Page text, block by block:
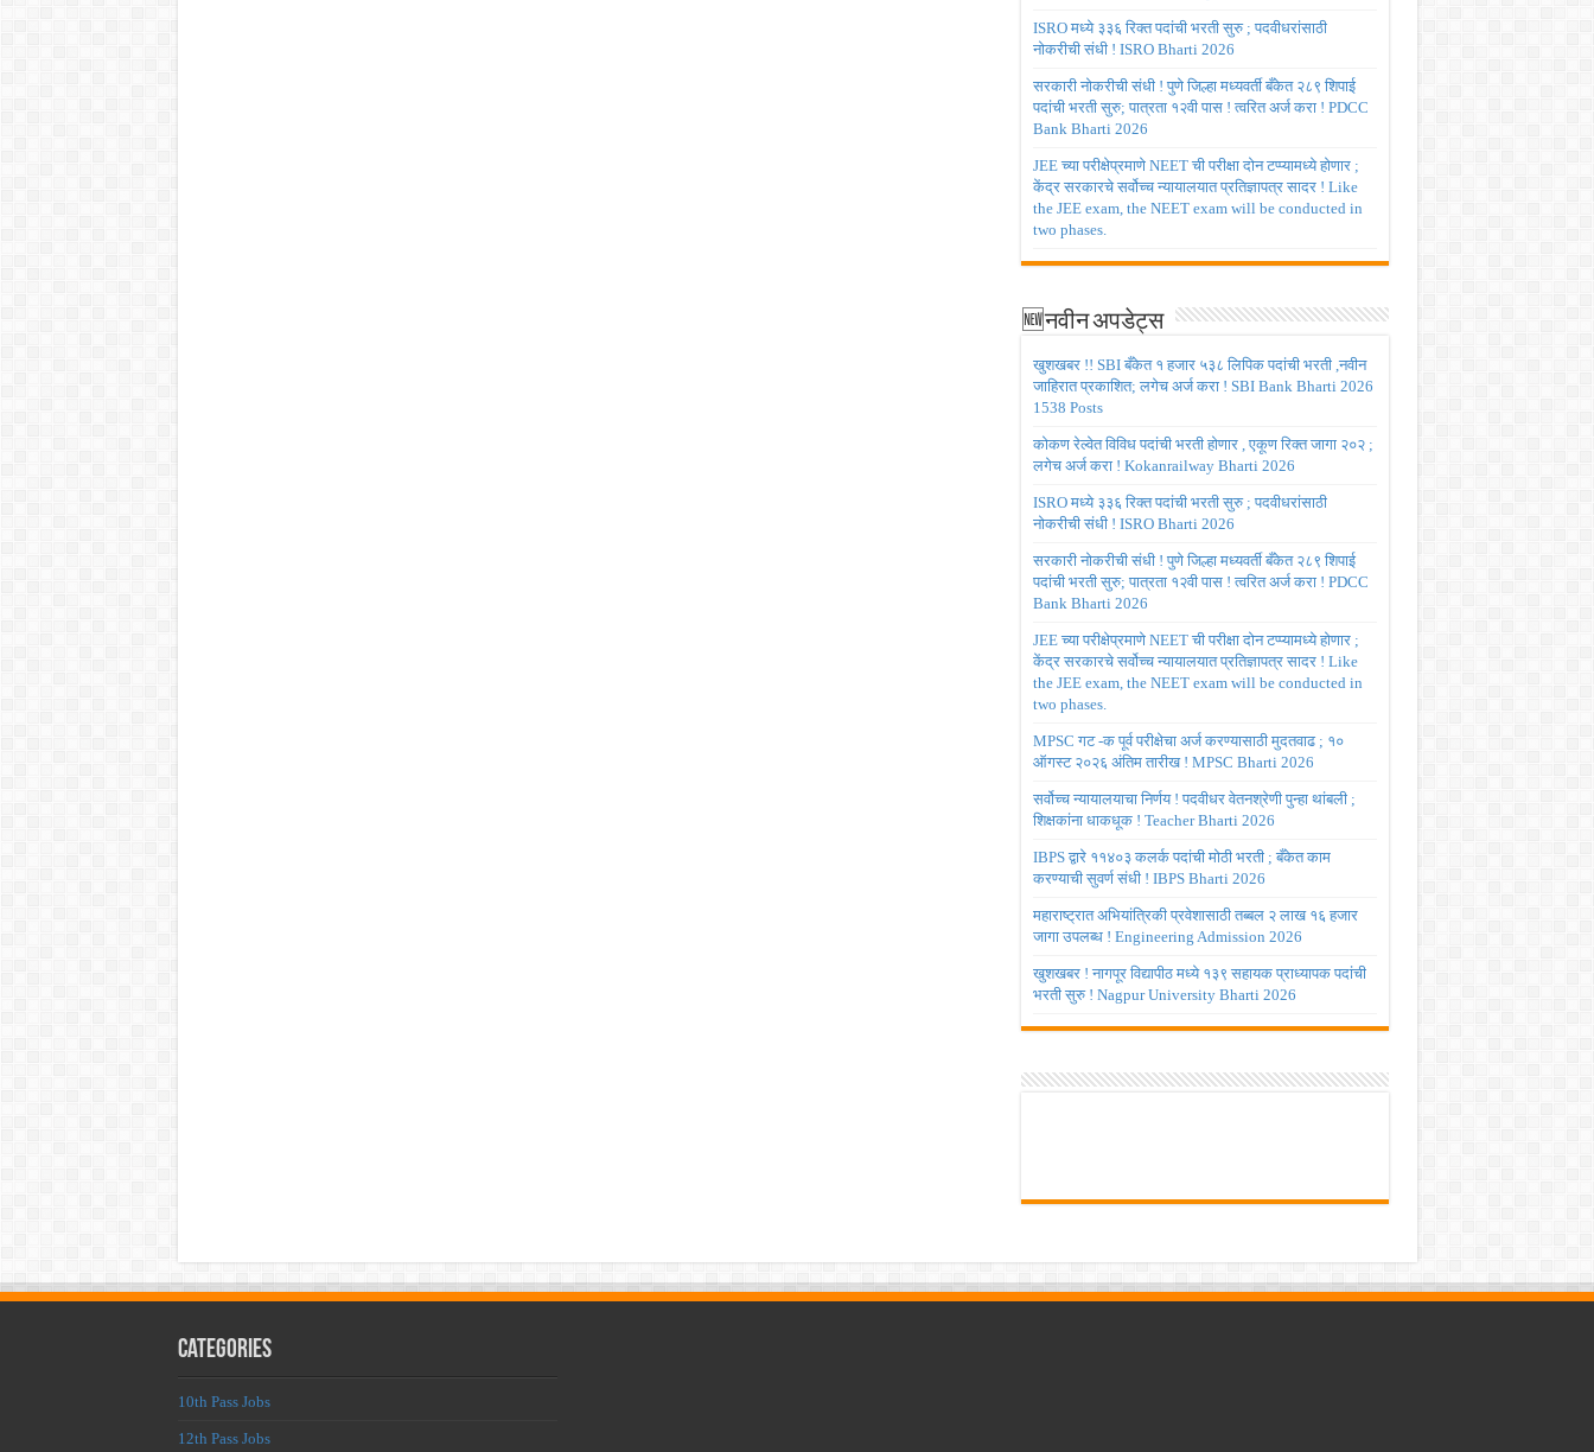
ISRO मध्ये ३३६ रिक्त पदांची भरती सुरु ; पदवीधरांसाठी
नोकरीची संधी ! ISRO Bharti 2026
सरकारी नोकरीची संधी ! पुणे जिल्हा मध्यवर्ती बँकेत २८९ शिपाई
पदांची भरती सुरु; पात्रता १२वी पास ! त्वरित अर्ज करा ! PDCC
Bank Bharti 2026
JEE च्या परीक्षेप्रमाणे NEET ची परीक्षा दोन टप्प्यामध्ये होणार ;
केंद्र सरकारचे सर्वोच्च न्यायालयात प्रतिज्ञापत्र सादर ! Like
the JEE exam, the NEET exam will be conducted in
two phases.
🆕नवीन अपडेट्स
खुशखबर !! SBI बँकेत १ हजार ५३८ लिपिक पदांची भरती ,नवीन
जाहिरात प्रकाशित; लगेच अर्ज करा ! SBI Bank Bharti 2026
1538 Posts
कोकण रेल्वेत विविध पदांची भरती होणार , एकूण रिक्त जागा २०२ ;
लगेच अर्ज करा ! Kokanrailway Bharti 2026
ISRO मध्ये ३३६ रिक्त पदांची भरती सुरु ; पदवीधरांसाठी
नोकरीची संधी ! ISRO Bharti 2026
सरकारी नोकरीची संधी ! पुणे जिल्हा मध्यवर्ती बँकेत २८९ शिपाई
पदांची भरती सुरु; पात्रता १२वी पास ! त्वरित अर्ज करा ! PDCC
Bank Bharti 2026
JEE च्या परीक्षेप्रमाणे NEET ची परीक्षा दोन टप्प्यामध्ये होणार ;
केंद्र सरकारचे सर्वोच्च न्यायालयात प्रतिज्ञापत्र सादर ! Like
the JEE exam, the NEET exam will be conducted in
two phases.
MPSC गट -क पूर्व परीक्षेचा अर्ज करण्यासाठी मुदतवाढ ; १०
ऑगस्ट २०२६ अंतिम तारीख ! MPSC Bharti 2026
सर्वोच्च न्यायालयाचा निर्णय ! पदवीधर वेतनश्रेणी पुन्हा थांबली ;
शिक्षकांना धाकधूक ! Teacher Bharti 2026
IBPS द्वारे ११४०३ कलर्क पदांची मोठी भरती ; बँकेत काम
करण्याची सुवर्ण संधी ! IBPS Bharti 2026
महाराष्ट्रात अभियांत्रिकी प्रवेशासाठी तब्बल २ लाख १६ हजार
जागा उपलब्ध ! Engineering Admission 2026
खुशखबर ! नागपूर विद्यापीठ मध्ये १३९ सहायक प्राध्यापक पदांची
भरती सुरु ! Nagpur University Bharti 2026
Categories
10th Pass Jobs
12th Pass Jobs